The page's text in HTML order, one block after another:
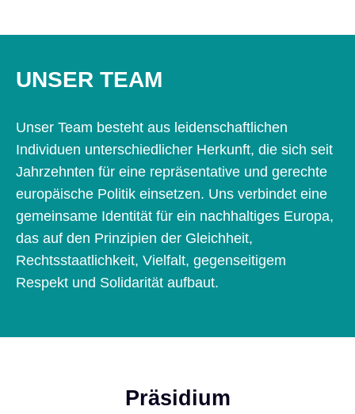
UNSER TEAM
Unser Team besteht aus leidenschaftlichen
Individuen unterschiedlicher Herkunft, die sich seit
Jahrzehnten für eine repräsentative und gerechte
europäische Politik einsetzen. Uns verbindet eine
gemeinsame Identität für ein nachhaltiges Europa,
das auf den Prinzipien der Gleichheit,
Rechtsstaatlichkeit, Vielfalt, gegenseitigem
Respekt und Solidarität aufbaut.
Präsidium